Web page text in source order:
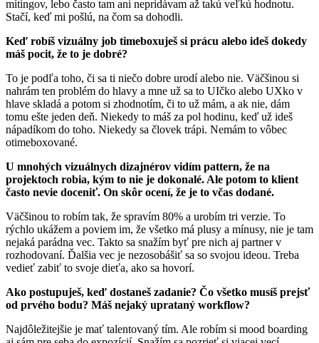
mítingov, lebo často tam ani nepridávam až takú veľkú hodnotu.
Stačí, keď mi pošlú, na čom sa dohodli.
Keď robíš vizuálny job timeboxuješ si prácu alebo ideš dokedy
máš pocit, že to je dobré?
To je podľa toho, či sa ti niečo dobre urodí alebo nie. Väčšinou si
nahrám ten problém do hlavy a mne už sa to UIčko alebo UXko v
hlave skladá a potom si zhodnotím, či to už mám, a ak nie, dám
tomu ešte jeden deň. Niekedy to máš za pol hodinu, keď už ideš
nápadíkom do toho. Niekedy sa človek trápi. Nemám to vôbec
otimeboxované.
U mnohých vizuálnych dizajnérov vidím pattern, že na
projektoch robia, kým to nie je dokonalé. Ale potom to klient
často nevie doceniť. On skôr ocení, že je to včas dodané.
Väčšinou to robím tak, že spravím 80% a urobím tri verzie. To
rýchlo ukážem a poviem im, že všetko má plusy a mínusy, nie je tam
nejaká parádna vec. Takto sa snažím byť pre nich aj partner v
rozhodovaní. Ďalšia vec je nezosobášiť sa so svojou ideou. Treba
vedieť zabiť to svoje dieťa, ako sa hovorí.
Ako postupuješ, keď dostaneš zadanie? Čo všetko musíš prejsť
od prvého bodu? Máš nejaký uprataný workflow?
Najdôležitejšie je mať talentovaný tím. Ale robím si mood boarding